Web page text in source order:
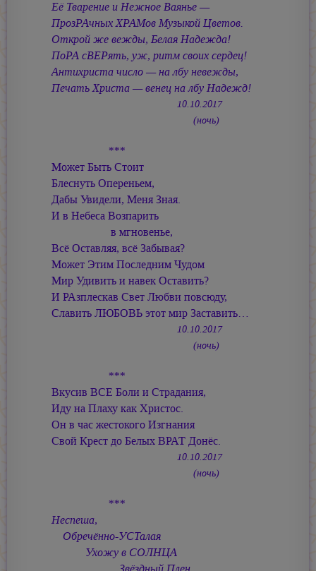
Её Тварение и Нежное Ваянье —
ПрозРАчных ХРАМов Музыкой Цветов.
Открой же вежды, Белая Надежда!
ПоРА сВЕРять, уж, ритм своих сердец!
Антихриста число — на лбу невежды,
Печать Христа — венец на лбу Надежд!
10.10.2017
(ночь)
***
Может Быть Стоит
Блеснуть Опереньем,
Дабы Увидели, Меня Зная.
И в Небеса Возпарить
в мгновенье,
Всё Оставляя, всё Забывая?
Может Этим Последним Чудом
Мир Удивить и навек Оставить?
И РАзплескав Свет Любви повсюду,
Славить ЛЮБОВЬ этот мир Заставить…
10.10.2017
(ночь)
***
Вкусив ВСЕ Боли и Страдания,
Иду на Плаху как Христос.
Он в час жестокого Изгнания
Свой Крест до Белых ВРАТ Донёс.
10.10.2017
(ночь)
***
Неспеша,
Обречённо-УСТалая
Ухожу в СОЛНЦА